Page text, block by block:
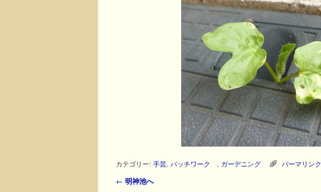
カテゴリー: 手芸, パッチワーク , ガーデニング パーマリンク
投稿ナビゲーション
← 明神池へ